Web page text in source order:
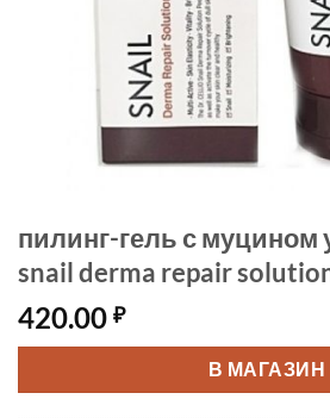
пилинг-гель с муцином
snail derma repair
420.00 ₽
В МАГАЗИН